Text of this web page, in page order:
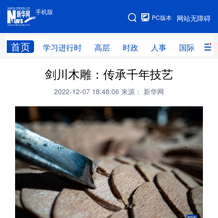
手机版
网站无障碍
PC版本
首页 学习进行时 高层 时政 人事 国际 财
手机版
网站地图
学习进行时 高层 时政
财经 网评
科技 量子 体育
文化 书画 健康 军事
访谈 视频 图片 政务
法律 中央文件 金融 汽车
食品 人居 信息化 数字经济
剑川木雕：传承千年技艺
2022-12-07 18:48:06 来源： 新华网